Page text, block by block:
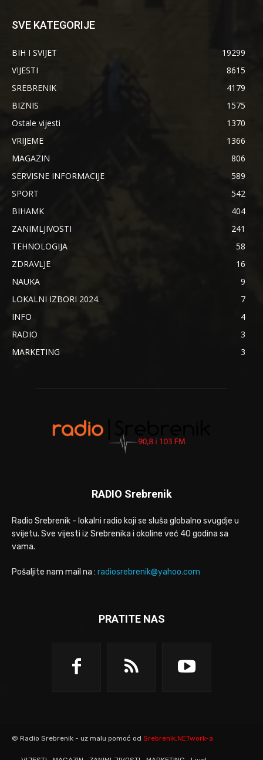
SVE KATEGORIJE
BIH I SVIJET
19299
VIJESTI
8615
SREBRENIK
4179
BIZNIS
1575
Ostale vijesti
1370
VRIJEME
1366
MAGAZIN
806
SERVISNE INFORMACIJE
589
SPORT
542
BIHAMK
404
ZANIMLJIVOSTI
241
TEHNOLOGIJA
58
ZDRAVLJE
16
NAUKA
9
LOKALNI IZBORI 2024.
7
INFO
4
RADIO
3
MARKETING
3
RADIO Srebrenik
Radio Srebrenik - lokalni radio koji se sluša globalno svugdje u
svijetu. Sve vijesti iz Srebrenika i okoline već 40 godina sa
vama.
Pošaljite nam mail na : radiosrebrenik@yahoo.com
PRATITE NAS
© Radio Srebrenik - uz malu pomoć od Srebrenik.NETwork-a